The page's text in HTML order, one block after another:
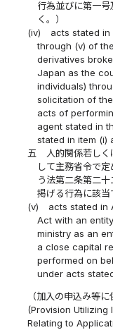
行為並びに第一
く。）
(iv)
acts stated in
through (v) of
derivatives
Japan as the
individuals)
solicitation of
acts of
agent stated in
stated in item (i)
五
人的関係若し
して主務省令で
う法第二条第二
掲げる行為に該当
(v)
acts stated in
Act with an
ministry as an
a close capital
performed on
under acts
（加入の申込み等
(Provision
Relating to